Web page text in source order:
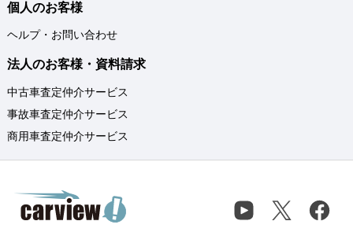
個人のお客様
ヘルプ・お問い合わせ
法人のお客様・資料請求
中古車査定仲介サービス
事故車査定仲介サービス
商用車査定仲介サービス